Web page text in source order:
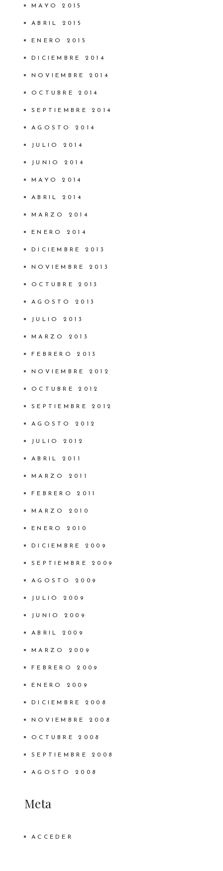
MAYO 2015
ABRIL 2015
ENERO 2015
DICIEMBRE 2014
NOVIEMBRE 2014
OCTUBRE 2014
SEPTIEMBRE 2014
AGOSTO 2014
JULIO 2014
JUNIO 2014
MAYO 2014
ABRIL 2014
MARZO 2014
ENERO 2014
DICIEMBRE 2013
NOVIEMBRE 2013
OCTUBRE 2013
AGOSTO 2013
JULIO 2013
MARZO 2013
FEBRERO 2013
NOVIEMBRE 2012
OCTUBRE 2012
SEPTIEMBRE 2012
AGOSTO 2012
JULIO 2012
ABRIL 2011
MARZO 2011
FEBRERO 2011
MARZO 2010
ENERO 2010
DICIEMBRE 2009
SEPTIEMBRE 2009
AGOSTO 2009
JULIO 2009
JUNIO 2009
ABRIL 2009
MARZO 2009
FEBRERO 2009
ENERO 2009
DICIEMBRE 2008
NOVIEMBRE 2008
OCTUBRE 2008
SEPTIEMBRE 2008
AGOSTO 2008
Meta
ACCEDER